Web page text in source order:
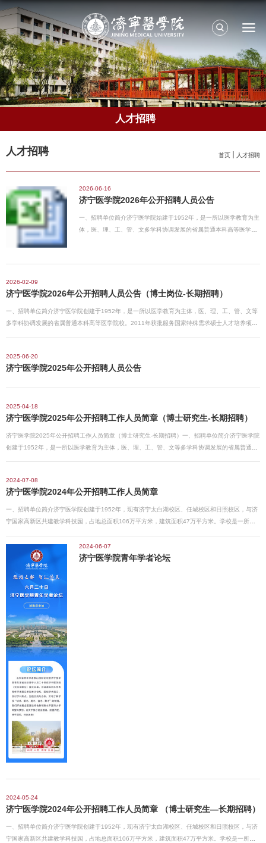
人才招聘
首页 人才招聘
人才招聘
2026-06-16
济宁医学院2026年公开招聘人员公告
一、招聘单位简介济宁医学院始建于1952年，是一所以医学教育为主
体，医、理、工、管、文多学科协调发展的省属普通本科高等医学院
日照校区。学校现有本科专业37个，精神医学教育是学校的特色和优
属附属医院3所、非直属附属医院12所。其中，济宁医学院附属医院
位列全国前10%，国家监测指标等级A+，综合服务能力在山东省位居
前列。二、招聘岗位和人数根据省属事业单位公开招聘有关规定，结
合工作需要，我校面向社会公开招聘初级专业技术岗位人员3名。具
守中华人民共和国宪法和法律，拥护中国共产党领导和社会主义制
2026-02-09
济宁医学院2026年公开招聘人员公告（博士岗位-长期招聘）
一、招聘单位简介济宁医学院创建于1952年，是一所以医学教育为主体，医、理、工、管、文等
多学科协调发展的省属普通本科高等医学院校。2011年获批服务国家特殊需求硕士人才培养项
公开招聘有关规定，结合工作需要，济宁医学院拟面向社会公开招聘中级专业技术岗位人员46
名。具体岗位及条件详见《省属事业单位公开招聘人员岗位汇总表》（附件1）。三、招聘条件
要求的专业或技能条件;5.应聘中级岗位的人员年龄应在45周岁以下（1980年2月以后出生）；6.
具备招聘岗位所需的其他条件；7.法律、法规规定的其他条件。（二）岗位条件详见《省属事业
2025-06-20
济宁医学院2025年公开招聘人员公告
2025-04-18
济宁医学院2025年公开招聘工作人员简章（博士研究生-长期招聘）
济宁医学院2025年公开招聘工作人员简章（博士研究生-长期招聘）一、招聘单位简介济宁医学院
创建于1952年，是一所以医学教育为主体，医、理、工、管、文等多学科协调发展的省属普通本
校区、任城校区和日照校区，与济宁国家高新区共建教学科技园。二、招聘岗位和人数根据事业
单位公开招聘有关规定，结合工作需要，济宁医学院拟面向社会公开招聘高级专业技术岗位工作
人员17名、中级专业技术岗位工作人员33名。具体岗位及条件详见《省属事业单位公开招聘工作
人员岗位汇总表》（附件1）。三、招聘条件（一）基本条件1.具有中华人民共和国国籍；2.遵守
龄应在45周岁以下（1979年4月以后出生），应聘高级岗位的人员年龄应在55周岁以下（1969年
4月以后出生）；6.具备招聘
2024-07-08
济宁医学院2024年公开招聘工作人员简章
一、招聘单位简介济宁医学院创建于1952年，现有济宁太白湖校区、任城校区和日照校区，与济
宁国家高新区共建教学科技园，占地总面积106万平方米，建筑面积47万平方米。学校是一所以
属附属医院，13所非直属附属医院，196个实践教学基地。现有19个教学单位、36个本科专业，
全日制在校生17000余人；有国家级特色专业建设点、综合改革试点项目、卓越医生教育培养计
划4项，国家级示范中心、国际合作实验室4个，实验教学示范中心、人才培养模式创新实验区、
教学团队等10个；有国家级一流本科课程4门、省级一流本科课程20门，国家级精品课程、精品
资源共享课、省级精品课程等34门。临床医学、药理学与毒理学学科进入ESI全球排名前1%，构
建“345雁阵式”学科发展体系，有省高水平培育学科1个，省中医药等重点学科7个，省级青年创新
团队15个，立项建设省级培育科研创新团队18个。现有国家级博士后科研工作站1个，国家级科
研平台1个，山东省院士工作站1个，山东省出生缺陷研究与转化协同创新中心等省厅级科研平台
24个，国家级临床重点专科3
2024-06-07
济宁医学院青年学者论坛
2024-05-24
济宁医学院2024年公开招聘工作人员简章 （博士研究生—长期招聘）
一、招聘单位简介济宁医学院创建于1952年，现有济宁太白湖校区、任城校区和日照校区，与济
宁国家高新区共建教学科技园，占地总面积106万平方米，建筑面积47万平方米。学校是一所以